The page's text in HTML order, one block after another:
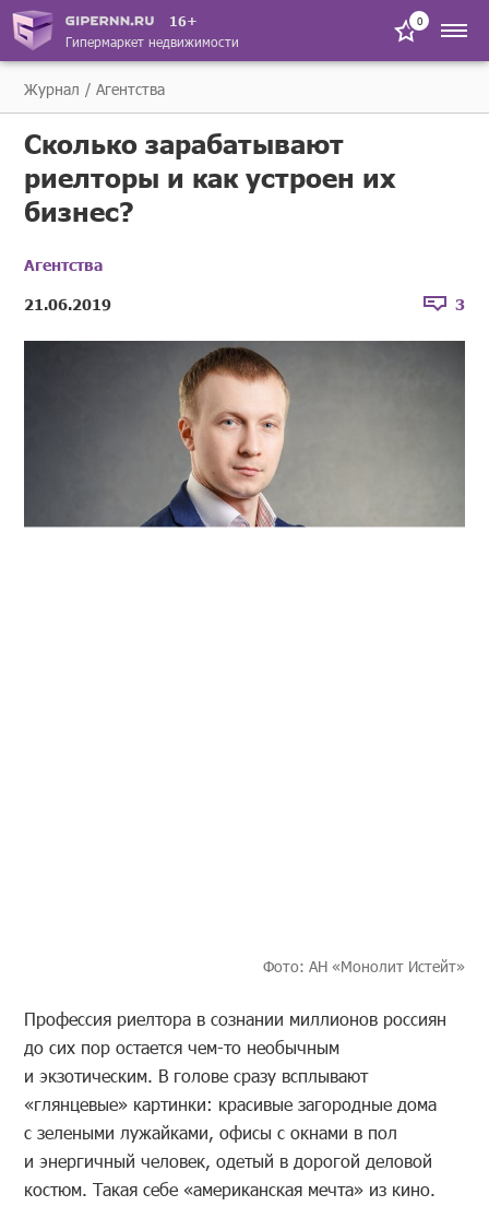
16+
Гипермаркет недвижимости
0
Журнал Агентства
Сколько зарабатывают
риелторы и как устроен их
бизнес?
Агентства
21.06.2019
3
Фото: АН «Монолит Истейт»
Профессия риелтора в сознании миллионов россиян
до сих пор остается чем-то необычным
и экзотическим. В голове сразу всплывают
«глянцевые» картинки: красивые загородные дома
с зелеными лужайками, офисы с окнами в пол
и энергичный человек, одетый в дорогой деловой
костюм. Такая себе «американская мечта» из кино.